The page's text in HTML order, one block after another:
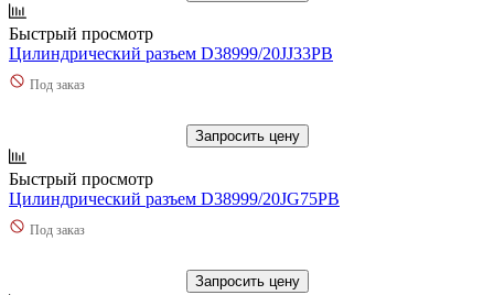
Быстрый просмотр
Цилиндрический разъем D38999/20JJ33PB
Под заказ
Запросить цену
Быстрый просмотр
Цилиндрический разъем D38999/20JG75PB
Под заказ
Запросить цену